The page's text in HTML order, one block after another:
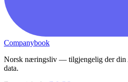
Companybook
Norsk næringsliv — tilgjengelig der din
data.